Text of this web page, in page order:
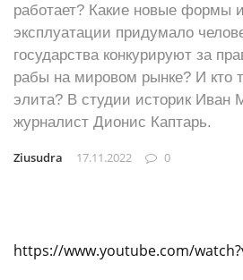
работает? Какие новые формы
эксплуатации придумало
государства конкурируют за
рабы на мировом рынке? И кто
элита? В студии историк Иван
журналист Дионис Каптарь.
Ziusudra 17.11.2022 0
https://www.youtube.com/